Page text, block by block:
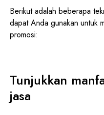
Berikut adalah beberapa
dapat Anda gunakan untuk
promosi:
Tunjukkan
jasa